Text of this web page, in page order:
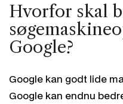
Hvorfor skal
Google?
Google kan godt lide
Google kan endnu